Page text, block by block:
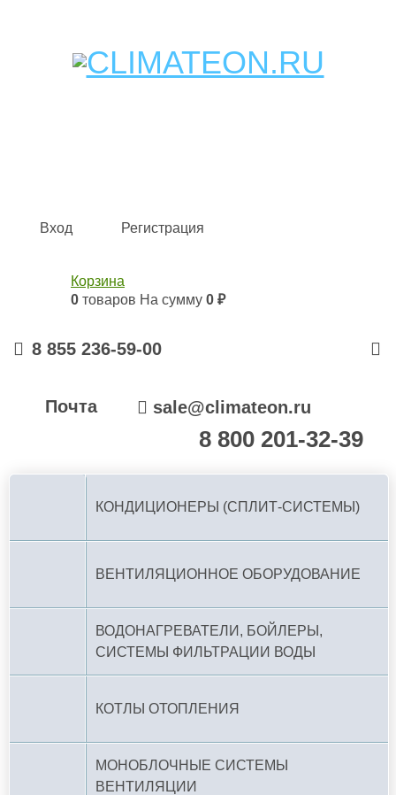
Кондиционеры и сплит-системы, газовые котлы,
Вход Регистрация
Корзина
0 товаров На сумму 0 ₽
8 855 236-59-00
Почта sale@climateon.ru
8 800 201-32-39
КОНДИЦИОНЕРЫ (СПЛИТ-СИСТЕМЫ)
ВЕНТИЛЯЦИОННОЕ ОБОРУДОВАНИЕ
ВОДОНАГРЕВАТЕЛИ, БОЙЛЕРЫ,
СИСТЕМЫ ФИЛЬТРАЦИИ ВОДЫ
КОТЛЫ ОТОПЛЕНИЯ
МОНОБЛОЧНЫЕ СИСТЕМЫ
ВЕНТИЛЯЦИИ